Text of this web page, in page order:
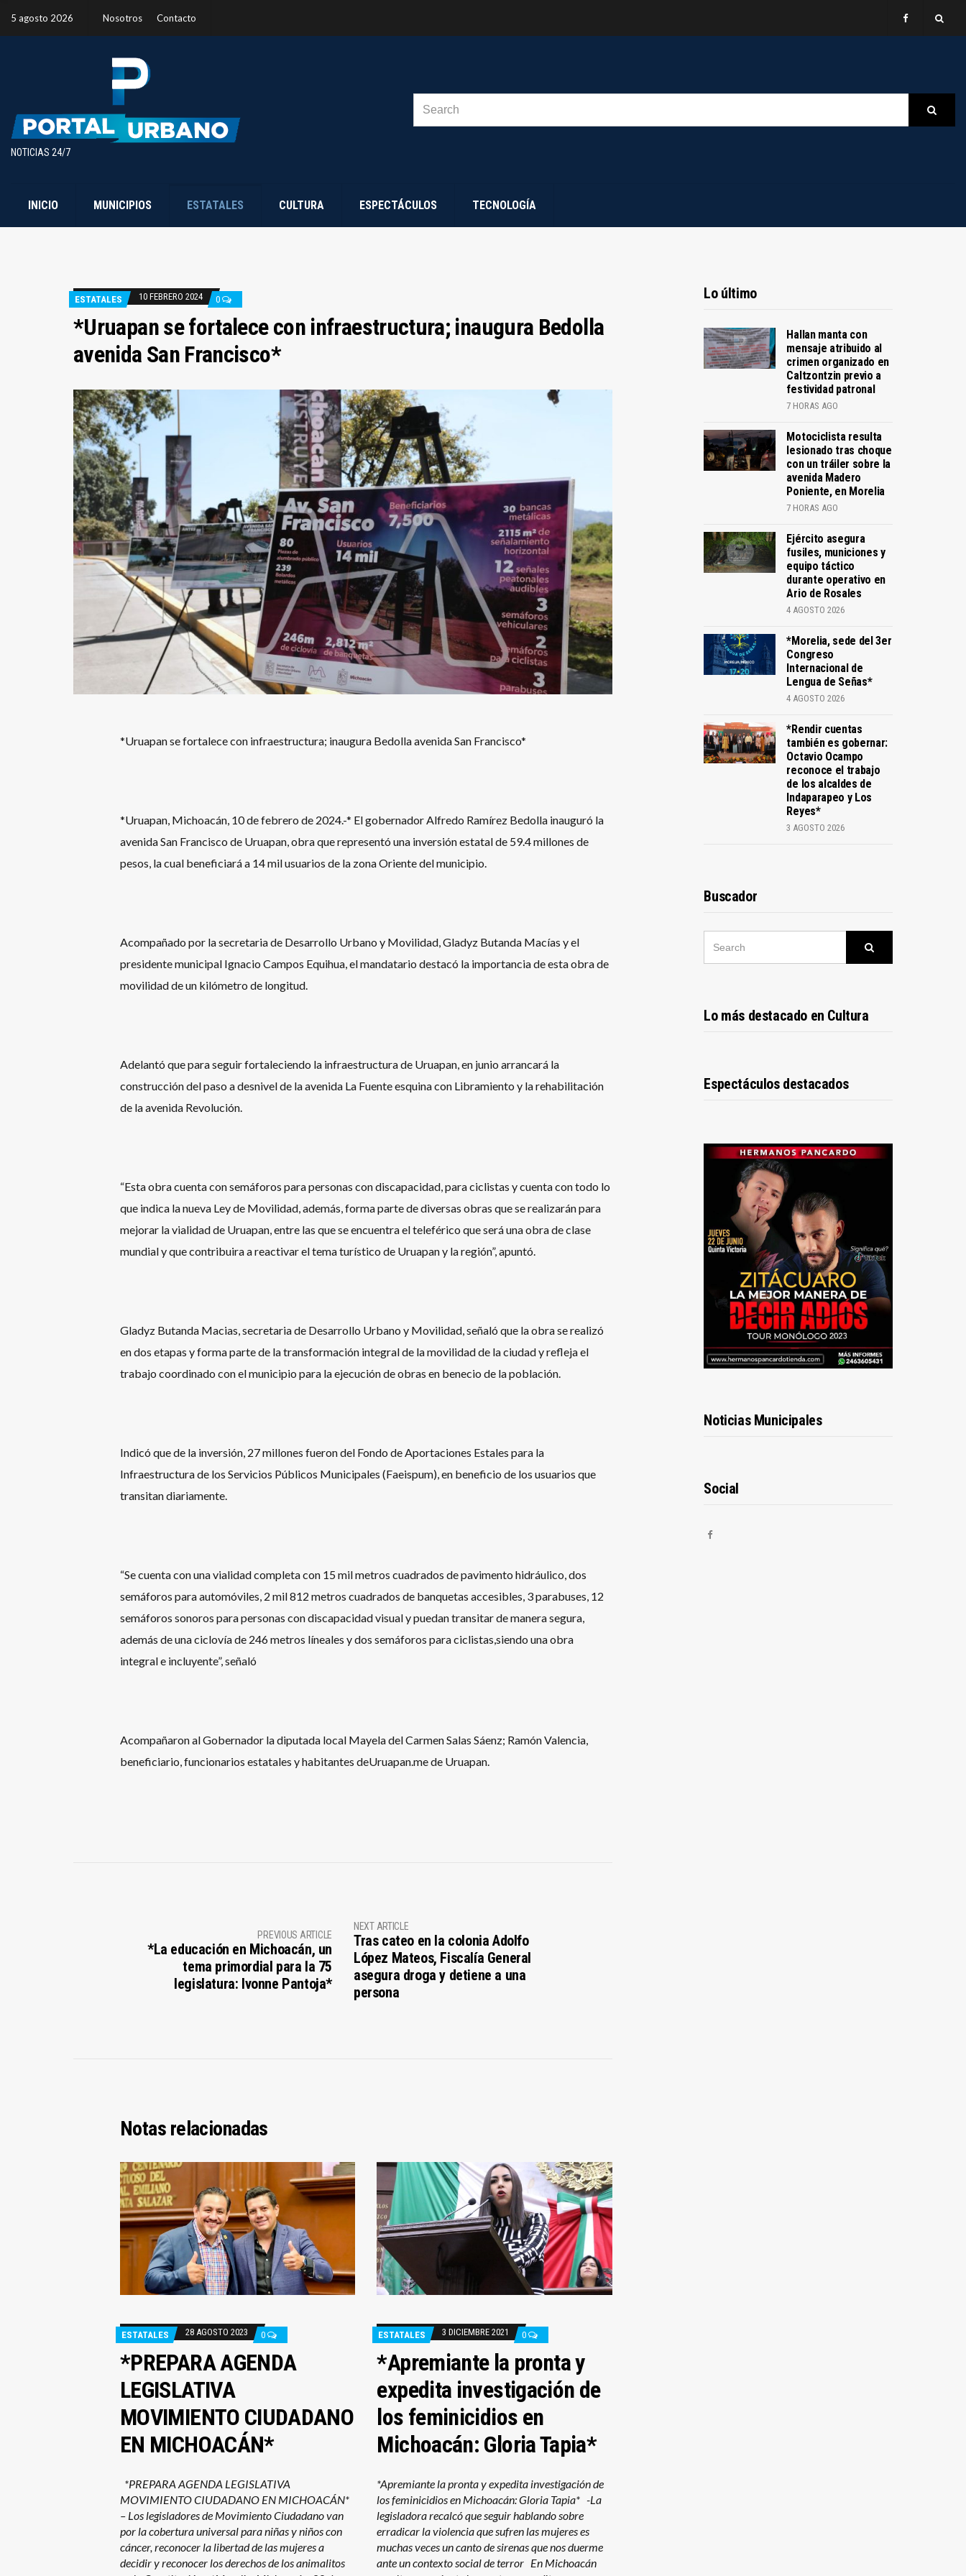
5 agosto 2026 Nosotros Contacto
NOTICIAS 24/7
INICIO MUNICIPIOS ESTATALES CULTURA ESPECTÁCULOS TECNOLOGÍA
ESTATALES 10 FEBRERO 2024 0
*Uruapan se fortalece con infraestructura; inaugura Bedolla
avenida San Francisco*
*Uruapan se fortalece con infraestructura; inaugura Bedolla avenida San Francisco*
*Uruapan, Michoacán, 10 de febrero de 2024.-* El gobernador Alfredo Ramírez Bedolla inauguró la
avenida San Francisco de Uruapan, obra que representó una inversión estatal de 59.4 millones de
pesos, la cual beneficiará a 14 mil usuarios de la zona Oriente del municipio.
Acompañado por la secretaria de Desarrollo Urbano y Movilidad, Gladyz Butanda Macías y el
presidente municipal Ignacio Campos Equihua, el mandatario destacó la importancia de esta obra de
movilidad de un kilómetro de longitud.
Adelantó que para seguir fortaleciendo la infraestructura de Uruapan, en junio arrancará la
construcción del paso a desnivel de la avenida La Fuente esquina con Libramiento y la rehabilitación
de la avenida Revolución.
“Esta obra cuenta con semáforos para personas con discapacidad, para ciclistas y cuenta con todo lo
que indica la nueva Ley de Movilidad, además, forma parte de diversas obras que se realizarán para
mejorar la vialidad de Uruapan, entre las que se encuentra el teleférico que será una obra de clase
mundial y que contribuira a reactivar el tema turístico de Uruapan y la región”, apuntó.
Gladyz Butanda Macias, secretaria de Desarrollo Urbano y Movilidad, señaló que la obra se realizó
en dos etapas y forma parte de la transformación integral de la movilidad de la ciudad y refleja el
trabajo coordinado con el municipio para la ejecución de obras en benecio de la población.
Indicó que de la inversión, 27 millones fueron del Fondo de Aportaciones Estales para la
Infraestructura de los Servicios Públicos Municipales (Faeispum), en beneficio de los usuarios que
transitan diariamente.
“Se cuenta con una vialidad completa con 15 mil metros cuadrados de pavimento hidráulico, dos
semáforos para automóviles, 2 mil 812 metros cuadrados de banquetas accesibles, 3 parabuses, 12
semáforos sonoros para personas con discapacidad visual y puedan transitar de manera segura,
además de una ciclovía de 246 metros líneales y dos semáforos para ciclistas,siendo una obra
integral e incluyente”, señaló
Acompañaron al Gobernador la diputada local Mayela del Carmen Salas Sáenz; Ramón Valencia,
beneficiario, funcionarios estatales y habitantes deUruapan.me de Uruapan.
PREVIOUS ARTICLE
*La educación en Michoacán, un
tema primordial para la 75
legislatura: Ivonne Pantoja*
NEXT ARTICLE
Tras cateo en la colonia Adolfo
López Mateos, Fiscalía General
asegura droga y detiene a una
persona
Notas relacionadas
ESTATALES 28 AGOSTO 2023 0
*PREPARA AGENDA
LEGISLATIVA
MOVIMIENTO CIUDADANO
EN MICHOACÁN*
*PREPARA AGENDA LEGISLATIVA
MOVIMIENTO CIUDADANO EN MICHOACÁN*
– Los legisladores de Movimiento Ciudadano van
por la cobertura universal para niñas y niños con
cáncer, reconocer la libertad de las mujeres a
decidir y reconocer los derechos de los animalitos
ESTATALES 3 DICIEMBRE 2021 0
*Apremiante la pronta y
expedita investigación de
los feminicidios en
Michoacán: Gloria Tapia*
*Apremiante la pronta y expedita investigación de
los feminicidios en Michoacán: Gloria Tapia* -La
legisladora recalcó que seguir hablando sobre
erradicar la violencia que sufren las mujeres es
muchas veces un canto de sirenas que nos duerme
ante un contexto social de terror En Michoacán
Lo último
Hallan manta con
mensaje atribuido al
crimen organizado en
Caltzontzin previo a
festividad patronal
7 HORAS AGO
Motociclista resulta
lesionado tras choque
con un tráiler sobre la
avenida Madero
Poniente, en Morelia
7 HORAS AGO
Ejército asegura
fusiles, municiones y
equipo táctico
durante operativo en
Ario de Rosales
4 AGOSTO 2026
*Morelia, sede del 3er
Congreso
Internacional de
Lengua de Señas*
4 AGOSTO 2026
*Rendir cuentas
también es gobernar:
Octavio Ocampo
reconoce el trabajo
de los alcaldes de
Indaparapeo y Los
Reyes*
3 AGOSTO 2026
Buscador
Lo más destacado en Cultura
Espectáculos destacados
Noticias Municipales
Social